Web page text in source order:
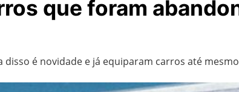
que foram
é novidade e já equiparam carros até